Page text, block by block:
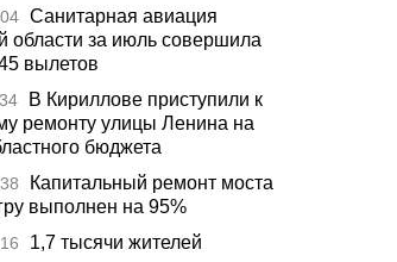
Санитарная авиация
области за июль совершила
вылетов
В Кириллове приступили к
ремонту улицы Ленина на
бюджета
Капитальный ремонт моста
выполнен на 95%
1,7 тысячи жителей